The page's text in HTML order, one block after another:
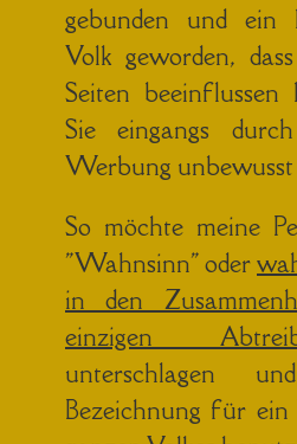
gebunden und ein
Volk geworden,
Seiten
Sie eingangs
Werbung
So möchte meine
"Wahnsinn" oder
in den
einzigen
unterschlagen
Bezeichnung für ein